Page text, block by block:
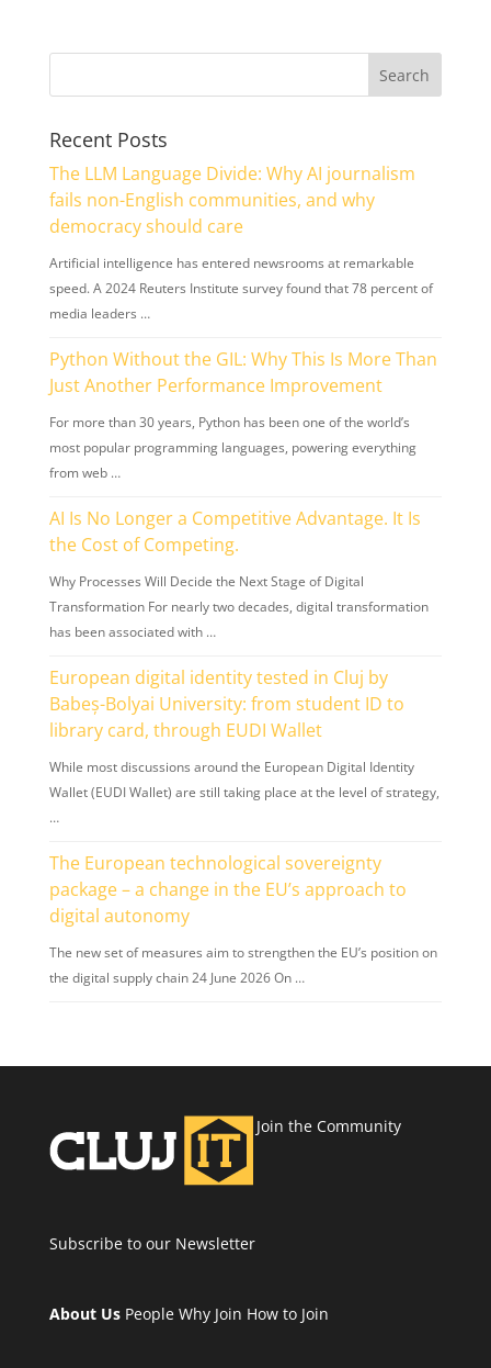
Recent Posts
The LLM Language Divide: Why AI journalism
fails non-English communities, and why
democracy should care
Artificial intelligence has entered newsrooms at remarkable
speed. A 2024 Reuters Institute survey found that 78 percent of
media leaders …
Python Without the GIL: Why This Is More Than
Just Another Performance Improvement
For more than 30 years, Python has been one of the world’s
most popular programming languages, powering everything
from web …
AI Is No Longer a Competitive Advantage. It Is
the Cost of Competing.
Why Processes Will Decide the Next Stage of Digital
Transformation For nearly two decades, digital transformation
has been associated with …
European digital identity tested in Cluj by
Babeș-Bolyai University: from student ID to
library card, through EUDI Wallet
While most discussions around the European Digital Identity
Wallet (EUDI Wallet) are still taking place at the level of strategy,
…
The European technological sovereignty
package – a change in the EU’s approach to
digital autonomy
The new set of measures aim to strengthen the EU’s position on
the digital supply chain 24 June 2026 On …
Join the Community
Subscribe to our Newsletter
About Us People Why Join How to Join